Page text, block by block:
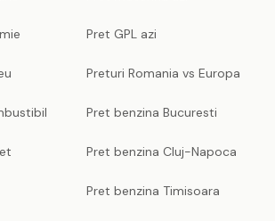
Pret GPL azi
Preturi Romania vs Europa
Pret benzina Bucuresti
Pret benzina Cluj-Napoca
Pret benzina Timisoara